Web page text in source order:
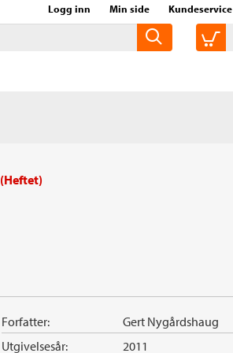
Logg inn Min side Kundeservice
(Heftet)
Forfatter: Gert Nygårdshaug
Utgivelsesår: 2011